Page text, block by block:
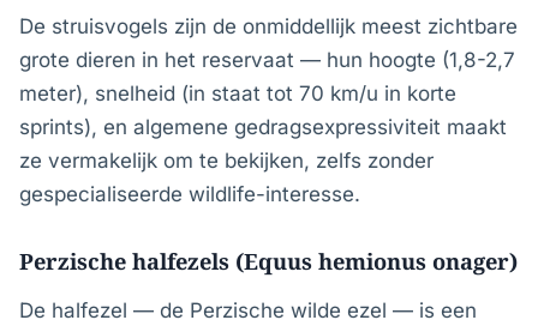
De struisvogels zijn de onmiddellijk meest zichtbare
grote dieren in het reservaat — hun hoogte (1,8-2,7
meter), snelheid (in staat tot 70 km/u in korte
sprints), en algemene gedragsexpressiviteit maakt
ze vermakelijk om te bekijken, zelfs zonder
gespecialiseerde wildlife-interesse.
Perzische halfezels (Equus hemionus onager)
De halfezel — de Perzische wilde ezel — is een